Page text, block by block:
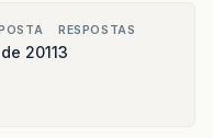
2011
RESPOSTAS
3